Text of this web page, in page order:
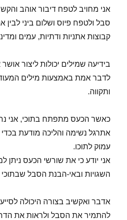
אני מחויב לטפח דיבור אוהב
סבל ולטפח פיוס ושלום ביני
קבוצות אתניות ודתיות, עמים
בידיעה שמילים יכולות ליצור
לדבר אמת באמצעות מילים
ותקווה.
כאשר הכעס מתפתח בתוכי, אני
אתרגל נשימה והליכה מודעת בכדי
עמוק לתוכו.
אני יודע כי את שורשי הכעס ניתן
השגויות ובאי-הבנת הסבל
אדבר ואקשיב בצורה היכולה
להתמיר את הסבל ולראות את